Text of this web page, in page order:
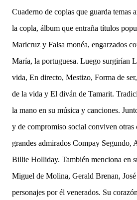
Cuaderno de coplas que guarda temas
la copla, álbum que entraña títulos
Maricruz y Falsa monéa, engarzados
María, la portuguesa. Luego surgirían
vida, En directo, Mestizo, Forma de
de la vida y El diván de Tamarit.
la mano en su música y canciones.
y de compromiso social conviven otras
grandes admirados Compay Segundo,
Billie Holliday. También menciona en
Miguel de Molina, Gerald Brenan,
personajes por él venerados. Su